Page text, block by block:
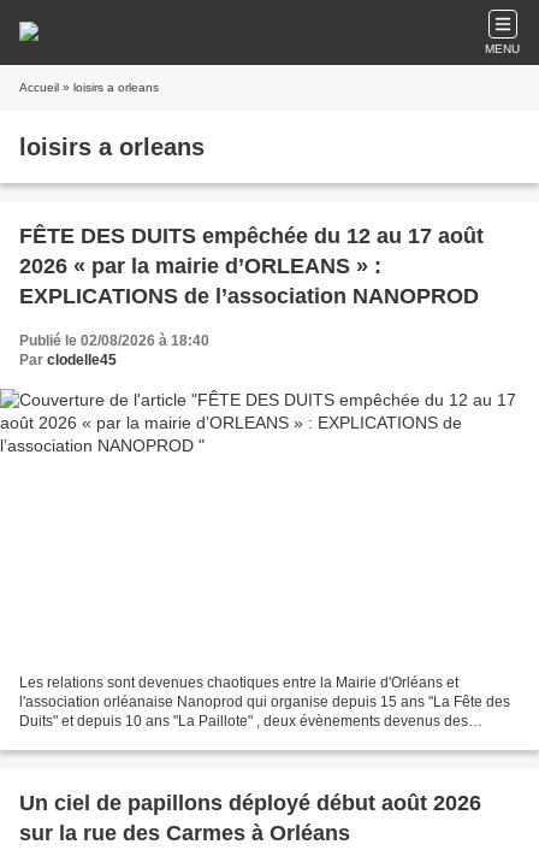
MENU
Accueil » loisirs a orleans
loisirs a orleans
FÊTE DES DUITS empêchée du 12 au 17 août
2026 « par la mairie d’ORLEANS » :
EXPLICATIONS de l’association NANOPROD
Publié le 02/08/2026 à 18:40
Par clodelle45
Les relations sont devenues chaotiques entre la Mairie d'Orléans et
l'association orléanaise Nanoprod qui organise depuis 15 ans "La Fête des
Duits" et depuis 10 ans "La Paillote" , deux évènements devenus des
Un ciel de papillons déployé début août 2026
sur la rue des Carmes à Orléans